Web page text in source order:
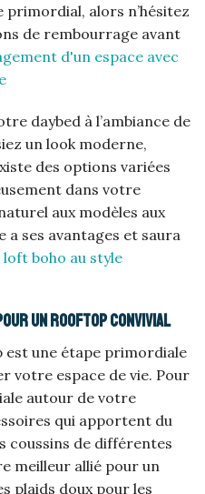
alors n’hésitez
de rembourrage avant
d'un espace avec
daybed à l’ambiance de
un look moderne,
des options variées
dans votre
aux modèles aux
a ses avantages et saura
boho au style
un rooftop convivial
est une étape primordiale
votre espace de vie. Pour
autour de votre
qui apportent du
coussins de différentes
meilleur allié pour un
plaids doux pour les